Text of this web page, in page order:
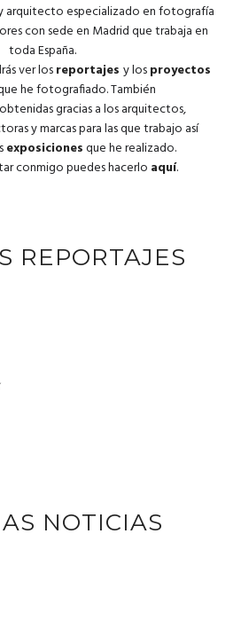
arquitecto especializado en fotografía
con sede en Madrid que trabaja en
toda España.
ver losreportajes y losproyectos
he fotografiado. También
obtenidas gracias a los arquitectos,
y marcas para las que trabajo así
exposicionesque he realizado.
conmigo puedes hacerlo aquí.
REPORTAJES
NOTICIAS